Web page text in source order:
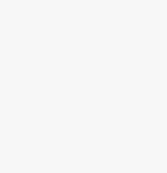
Le disque dur
qui recherchent une
incroyable de
exigeants, qu’il
d’enthousiastes de
transferts de
sauvegarde et de